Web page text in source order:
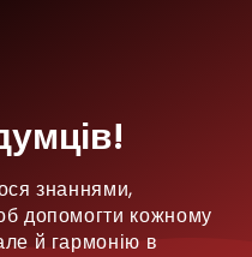
знаннями,
допомогти кожному
й гармонію в